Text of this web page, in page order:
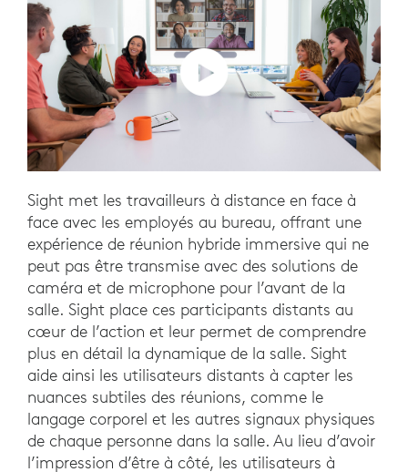
Sight met les travailleurs à distance en face à
face avec les employés au bureau, offrant une
expérience de réunion hybride immersive qui ne
peut pas être transmise avec des solutions de
caméra et de microphone pour l’avant de la
salle. Sight place ces participants distants au
cœur de l’action et leur permet de comprendre
plus en détail la dynamique de la salle. Sight
aide ainsi les utilisateurs distants à capter les
nuances subtiles des réunions, comme le
langage corporel et les autres signaux physiques
de chaque personne dans la salle. Au lieu d’avoir
l’impression d’être à côté, les utilisateurs à